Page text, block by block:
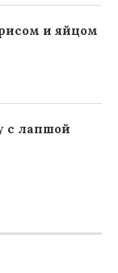
и яйцом
с лапшой